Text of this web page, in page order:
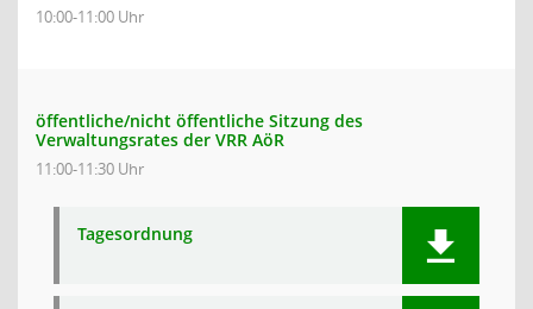
10:00-11:00 Uhr
öffentliche/nicht öffentliche Sitzung des
Verwaltungsrates der VRR AöR
11:00-11:30 Uhr
Tagesordnung